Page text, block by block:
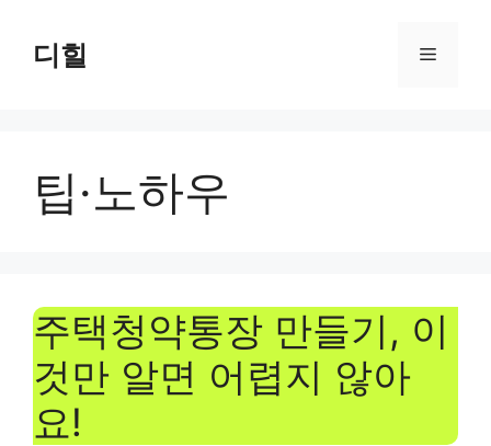
content디힐 Menu
팁·노하우
주택청약통장 만들기, 이
것만 알면 어렵지 않아
요!